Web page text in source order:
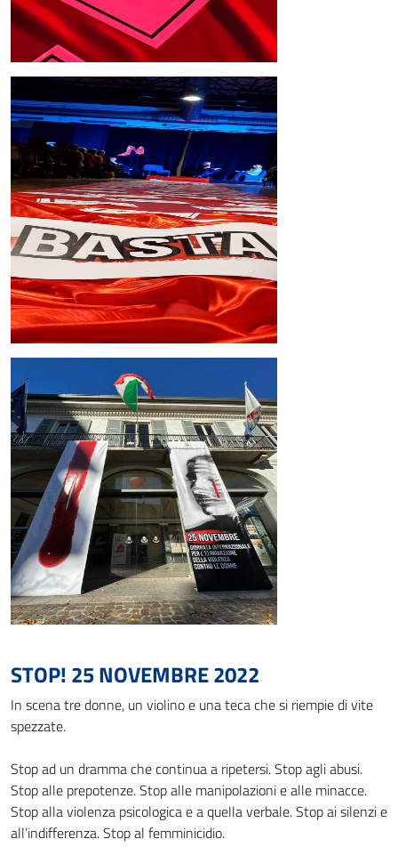
STOP! 25 NOVEMBRE 2022
In scena tre donne, un violino e una teca che si riempie di vite
spezzate.
Stop ad un dramma che continua a ripetersi. Stop agli abusi.
Stop alle prepotenze. Stop alle manipolazioni e alle minacce.
Stop alla violenza psicologica e a quella verbale. Stop ai silenzi e
all’indifferenza. Stop al femminicidio.